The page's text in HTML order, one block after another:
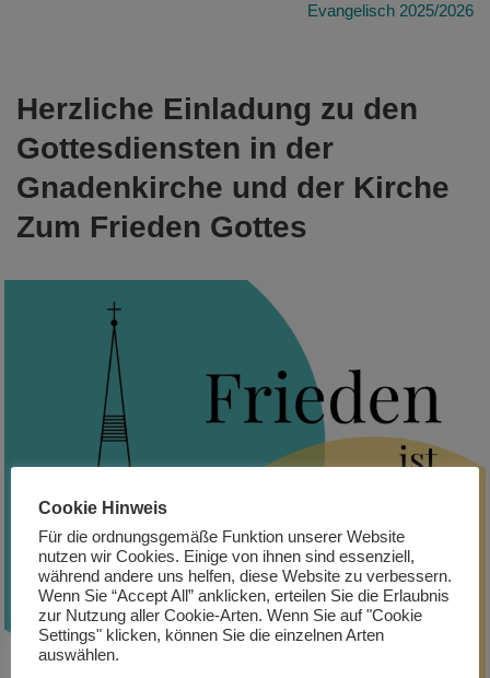
Evangelisch 2025/2026
Herzliche Einladung zu den
Gottesdiensten in der
Gnadenkirche und der Kirche
Zum Frieden Gottes
Cookie Hinweis
Für die ordnungsgemäße Funktion unserer Website
nutzen wir Cookies. Einige von ihnen sind essenziell,
während andere uns helfen, diese Website zu verbessern.
Wenn Sie “Accept All” anklicken, erteilen Sie die Erlaubnis
zur Nutzung aller Cookie-Arten. Wenn Sie auf "Cookie
Settings" klicken, können Sie die einzelnen Arten
auswählen.